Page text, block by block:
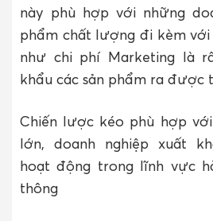
này phù hợp với những
phẩm chất lượng đi kèm
như chi phí Marketing là
khẩu các sản phẩm ra
Chiến lược kéo phù hợp
lớn, doanh nghiệp xuất
hoạt động trong lĩnh vực
thông